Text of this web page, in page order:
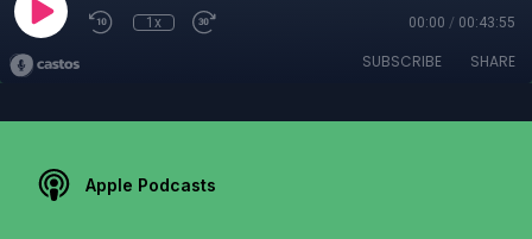
1x 00:00 / 00:43:55
SUBSCRIBE SHARE
Apple Podcasts